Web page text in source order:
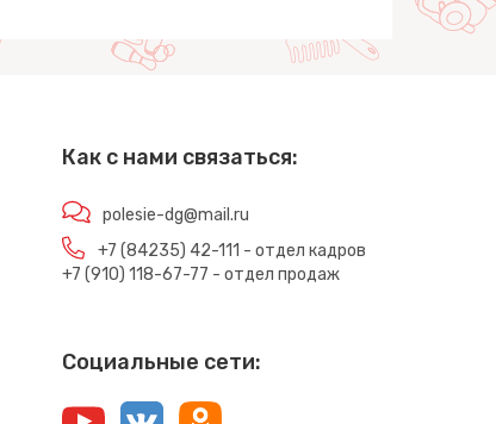
Как с нами связаться:
polesie-dg@mail.ru
+7 (84235) 42-111 - отдел кадров
+7 (910) 118-67-77 - отдел продаж
Социальные сети: